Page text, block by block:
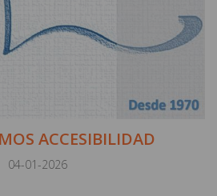
ACCESIBILIDAD
04-01-2026